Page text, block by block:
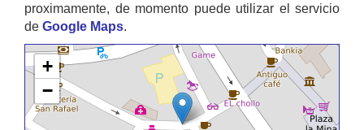
proximamente, de momento puede utilizar el servicio
de Google Maps.
+
−